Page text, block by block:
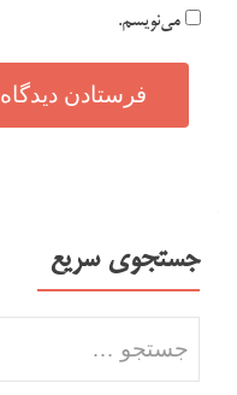
می‌نویسم.
جستجوی سریع